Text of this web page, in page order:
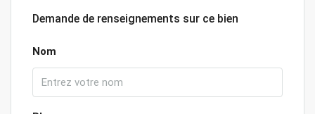
Demande de renseignements sur ce bien
Nom